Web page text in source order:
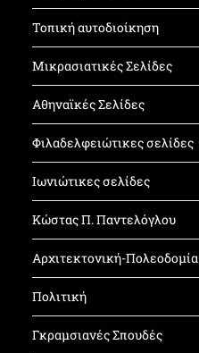
Τοπική αυτοδιοίκηση
Μικρασιατικές Σελίδες
Αθηναϊκές Σελίδες
Φιλαδελφειώτικες σελίδες
Ιωνιώτικες σελίδες
Κώστας Π. Παντελόγλου
Αρχιτεκτονική-Πολεοδομία
Πολιτική
Γκραμσιανές Σπουδές